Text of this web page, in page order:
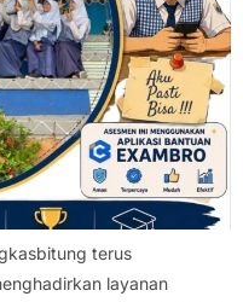
terus
layanan